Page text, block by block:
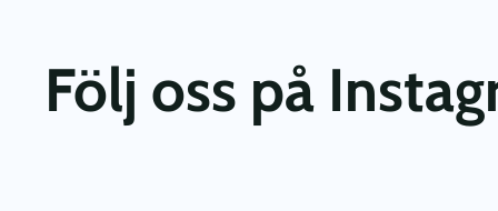
Följ oss på